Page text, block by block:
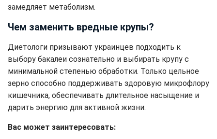
замедляет метаболизм.
Чем заменить вредные крупы?
Диетологи призывают украинцев подходить к
выбору бакалеи сознательно и выбирать крупу с
минимальной степенью обработки. Только цельное
зерно способно поддерживать здоровую микрофлору
кишечника, обеспечивать длительное насыщение и
дарить энергию для активной жизни.
Вас может заинтересовать: